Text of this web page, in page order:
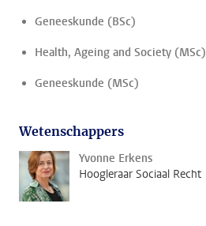
Geneeskunde (BSc)
Health, Ageing and Society (MSc)
Geneeskunde (MSc)
Wetenschappers
Yvonne Erkens
Hoogleraar Sociaal Recht